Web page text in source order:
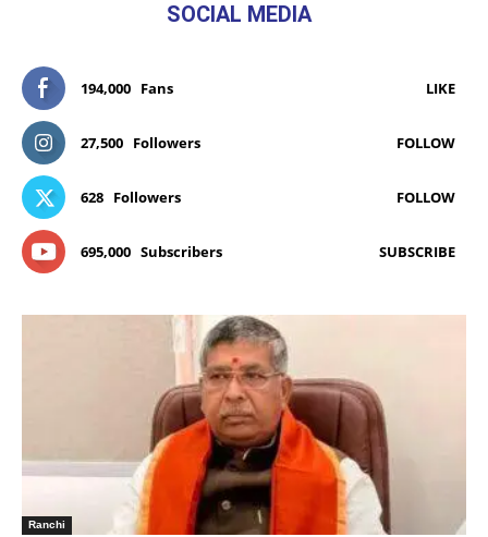
SOCIAL MEDIA
194,000 Fans LIKE
27,500 Followers FOLLOW
628 Followers FOLLOW
695,000 Subscribers SUBSCRIBE
Ranchi